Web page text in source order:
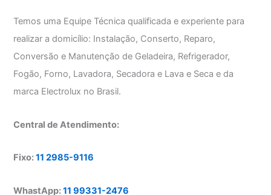
Temos uma Equipe Técnica qualificada e experiente para
realizar a domicílio: Instalação, Conserto, Reparo,
Conversão e Manutenção de Geladeira, Refrigerador,
Fogão, Forno, Lavadora, Secadora e Lava e Seca e da
marca Electrolux no Brasil.
Central de Atendimento:
Fixo:11 2985-9116
WhastApp:11 99331-2476